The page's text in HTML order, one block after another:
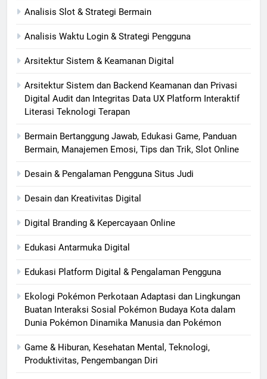
Analisis Slot & Strategi Bermain
Analisis Waktu Login & Strategi Pengguna
Arsitektur Sistem & Keamanan Digital
Arsitektur Sistem dan Backend Keamanan dan Privasi
Digital Audit dan Integritas Data UX Platform Interaktif
Literasi Teknologi Terapan
Bermain Bertanggung Jawab, Edukasi Game, Panduan
Bermain, Manajemen Emosi, Tips dan Trik, Slot Online
Desain & Pengalaman Pengguna Situs Judi
Desain dan Kreativitas Digital
Digital Branding & Kepercayaan Online
Edukasi Antarmuka Digital
Edukasi Platform Digital & Pengalaman Pengguna
Ekologi Pokémon Perkotaan Adaptasi dan Lingkungan
Buatan Interaksi Sosial Pokémon Budaya Kota dalam
Dunia Pokémon Dinamika Manusia dan Pokémon
Game & Hiburan, Kesehatan Mental, Teknologi,
Produktivitas, Pengembangan Diri